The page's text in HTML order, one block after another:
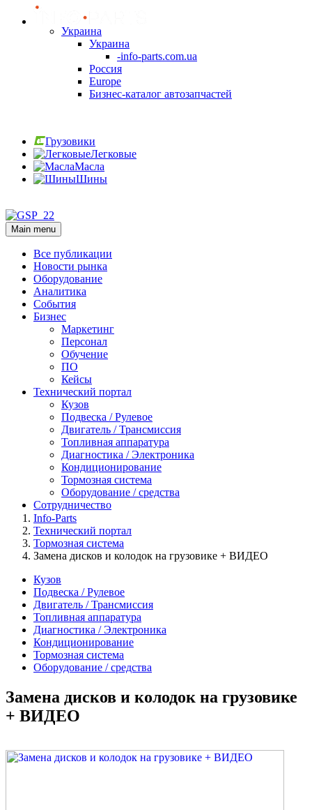
Украина
Украина
-info-parts.com.ua
Россия
Europe
Бизнес-каталог автозапчастей
Грузовики
Легковые
Масла
Шины
Main menu
Все публикации
Новости рынка
Оборудование
Аналитика
События
Бизнес
Маркетинг
Персонал
Обучение
ПО
Кейсы
Технический портал
Кузов
Подвеска / Рулевое
Двигатель / Трансмиссия
Топливная аппаратура
Диагностика / Электроника
Кондиционирование
Тормозная система
Оборудование / средства
Сотрудничество
Info-Parts
Технический портал
Тормозная система
Замена дисков и колодок на грузовике + ВИДЕО
Кузов
Подвеска / Рулевое
Двигатель / Трансмиссия
Топливная аппаратура
Диагностика / Электроника
Кондиционирование
Тормозная система
Оборудование / средства
Замена дисков и колодок на грузовике
+ ВИДЕО